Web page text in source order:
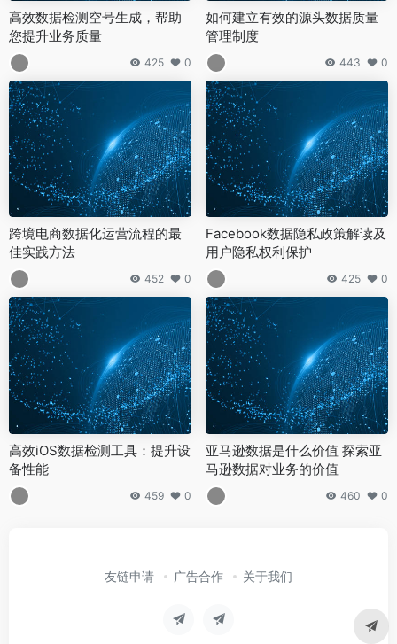
高效数据检测空号生成，帮助
您提升业务质量
425 0
如何建立有效的源头数据质量
管理制度
443 0
跨境电商数据化运营流程的最
佳实践方法
452 0
Facebook数据隐私政策解读及
用户隐私权利保护
425 0
高效iOS数据检测工具：提升设
备性能
459 0
亚马逊数据是什么价值 探索亚
马逊数据对业务的价值
460 0
友链申请 广告合作 关于我们